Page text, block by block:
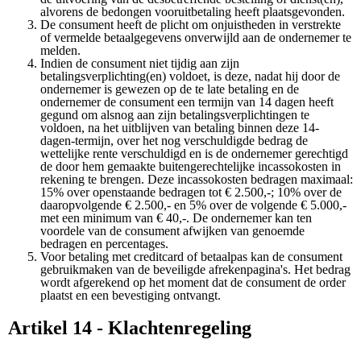
alvorens de bedongen vooruitbetaling heeft plaatsgevonden.
De consument heeft de plicht om onjuistheden in verstrekte
of vermelde betaalgegevens onverwijld aan de ondernemer te
melden.
Indien de consument niet tijdig aan zijn
betalingsverplichting(en) voldoet, is deze, nadat hij door de
ondernemer is gewezen op de te late betaling en de
ondernemer de consument een termijn van 14 dagen heeft
gegund om alsnog aan zijn betalingsverplichtingen te
voldoen, na het uitblijven van betaling binnen deze 14-
dagen-termijn, over het nog verschuldigde bedrag de
wettelijke rente verschuldigd en is de ondernemer gerechtigd
de door hem gemaakte buitengerechtelijke incassokosten in
rekening te brengen. Deze incassokosten bedragen maximaal:
15% over openstaande bedragen tot € 2.500,-; 10% over de
daaropvolgende € 2.500,- en 5% over de volgende € 5.000,-
met een minimum van € 40,-. De ondernemer kan ten
voordele van de consument afwijken van genoemde
bedragen en percentages.
Voor betaling met creditcard of betaalpas kan de consument
gebruikmaken van de beveiligde afrekenpagina's. Het bedrag
wordt afgerekend op het moment dat de consument de order
plaatst en een bevestiging ontvangt.
Artikel 14 - Klachtenregeling